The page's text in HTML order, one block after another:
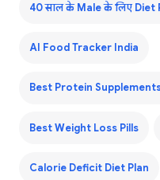
40 साल के Male के लिए Diet
AI Food Tracker India
Best Protein
Best Weight Loss Pills
Calorie Deficit Diet Plan